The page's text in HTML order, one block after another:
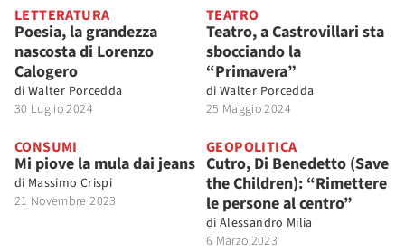
LETTERATURA
Poesia, la grandezza
nascosta di Lorenzo
Calogero
di Walter Porcedda
30 Luglio 2024
TEATRO
Teatro, a Castrovillari sta
sbocciando la
“Primavera”
di Walter Porcedda
25 Maggio 2024
CONSUMI
Mi piove la mula dai jeans
di Massimo Crispi
21 Novembre 2023
GEOPOLITICA
Cutro, Di Benedetto (Save
the Children): “Rimettere
le persone al centro”
di Alessandro Milia
6 Marzo 2023